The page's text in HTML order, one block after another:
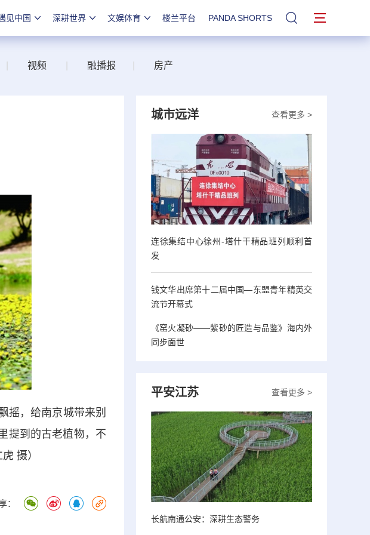
见中国 深耕世界 文娱体育 楼兰平台 PANDA SHORTS 站内搜索
视频 融播报 房产
，给南京城带来别
提到的古老植物，不
摄）
：
查看更多 >
城市远洋
连徐集结中心徐州-塔什干精品班列顺利首
发
钱文华出席第十二届中国—东盟青年精英交
流节开幕式
《窑火凝砂——紫砂的匠造与品鉴》海内外
同步面世
查看更多 >
平安江苏
长航南通公安：深耕生态警务